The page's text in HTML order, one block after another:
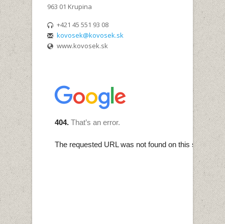
963 01 Krupina
+421 45 551 93 08
kovosek@kovosek.sk
www.kovosek.sk